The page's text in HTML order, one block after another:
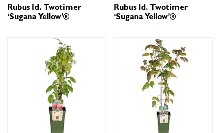
Rubus Id. Twotimer
‘Sugana Yellow’®
Rubus Id. Twotimer
‘Sugana Yellow’®